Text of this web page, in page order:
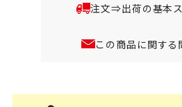
注文⇒出荷の基本
この商品に関する